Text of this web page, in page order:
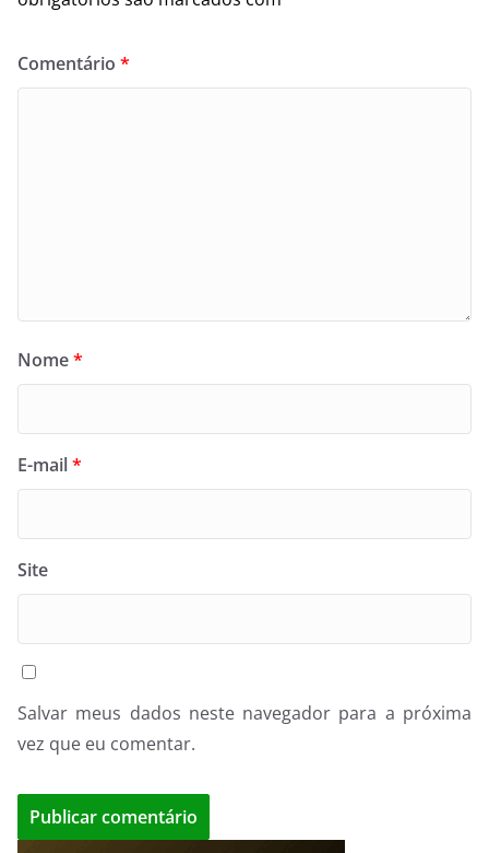
Comentário *
Nome*
E-mail*
Site
Salvar meus dados neste navegador para a próxima
vez que eu comentar.